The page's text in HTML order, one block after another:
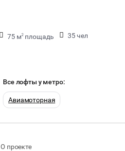
75 м2 площадь
35 чел
Все лофты у метро:
Авиамоторная
О проекте